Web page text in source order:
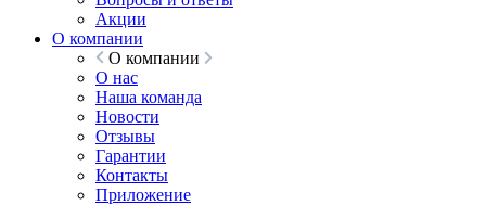
Акции
О компании
О компании
О нас
Наша команда
Новости
Отзывы
Гарантии
Контакты
Приложение